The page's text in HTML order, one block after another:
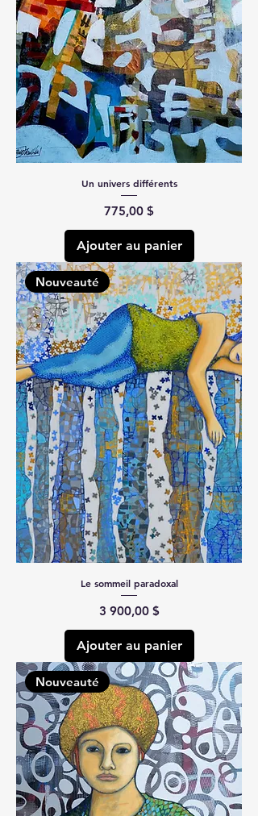
Un univers différents
Prix
775,00 $
Ajouter au panier
Nouveauté
Le sommeil paradoxal
Prix
3 900,00 $
Ajouter au panier
Nouveauté